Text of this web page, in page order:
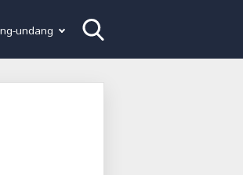
undang